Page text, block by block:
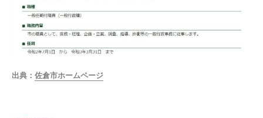
出典： 佐倉市ホームページ